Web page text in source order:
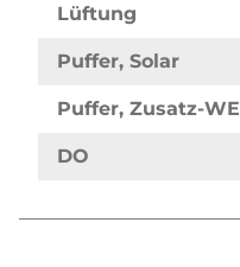
Lüftung
Puffer, Solar
Puffer, Zusatz-WE
DO